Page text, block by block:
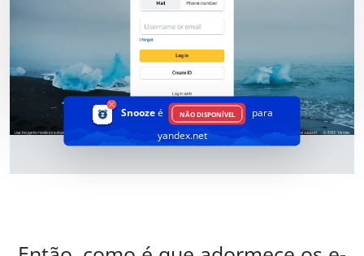
Snoozeé NÃO DISPONÍVEL
para
yandex.net